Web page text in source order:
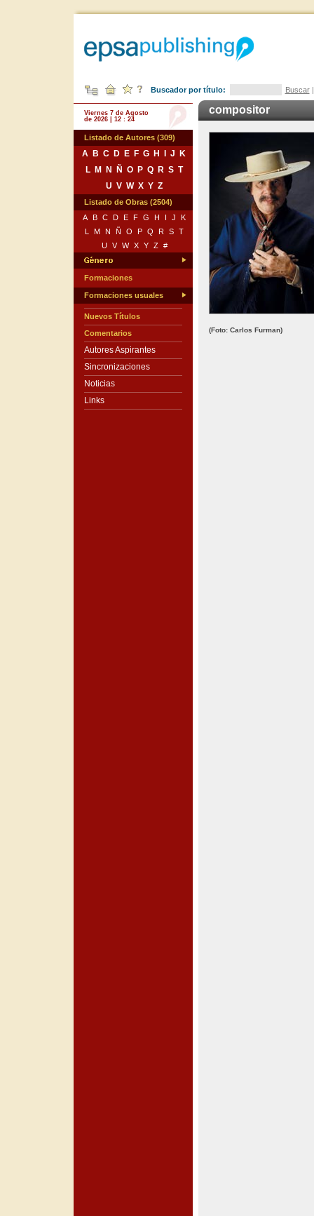
Buscador por título: Buscar
Viernes 7 de Agosto
de 2026 | 12 : 24
Listado de Autores (309)
A B C D E F G H J
K
L
M N Ñ O P Q R S T
U V W X Y Z
Listado de Obras (2504)
A
B C D E F G H I J
K
L
M N Ñ O P Q R S T
U
V W X Y Z #
Formaciones
Formaciones usuales
Nuevos Títulos
Comentarios
Autores Aspirantes
Sincronizaciones
Noticias
Links
compositor
(Foto: Carlos Furman)